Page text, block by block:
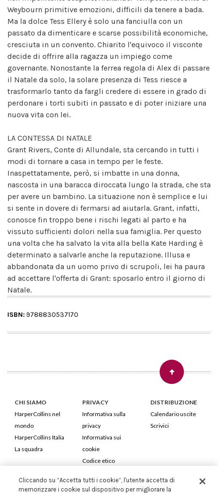
Weybourn primitive emozioni, difficili da tenere a bada.
Ma la dolce Tess Ellery è solo una fanciulla con un
passato da dimenticare e scarse possibilità economiche,
cresciuta in un convento. Chiarito l'equivoco il visconte
decide di offrire alla ragazza un impiego come
governante. Nonostante la ferrea regola di Alex di passare
il Natale da solo, la solare presenza di Tess riesce a
trasformarlo tanto da fargli credere di essere in grado di
perdonare i torti subiti in passato e di poter iniziare una
nuova vita con lei.
LA CONTESSA DI NATALE
Grant Rivers, Conte di Allundale, sta cercando in tutti i
modi di tornare a casa in tempo per le feste.
Inaspettatamente, però, si imbatte in una donna,
nascosta in una baracca diroccata lungo la strada, che sta
per avere un bambino. La situazione non è semplice e lui
si sente in dovere di fermarsi ad aiutarla. Grant, infatti,
conosce fin troppo bene i rischi legati al parto e ha
vissuto sufficienti dolori nella sua famiglia. Per questo
una volta che ha salvato la vita alla bella Kate Harding è
determinato a salvarle anche la reputazione. Illusa e
abbandonata da un uomo privo di scrupoli, lei ha paura
ad accettare l'offerta di Grant: sposarlo entro il giorno di
Natale.
ISBN: 9788830537170
CHI SIAMO
HarperCollins nel
mondo
HarperCollins Italia
La squadra
PRIVACY
Informativa sulla
privacy
Informativa sui
cookie
Codice etico
DISTRIBUZIONE
Calendario uscite
Scrivici
HarperCollins Italia S.p.A. Viale Monte Nero, 84 - 20135 Milano
Cliccando su “Accetta tutti i cookie”, l'utente accetta di
memorizzare i cookie sul dispositivo per migliorare la